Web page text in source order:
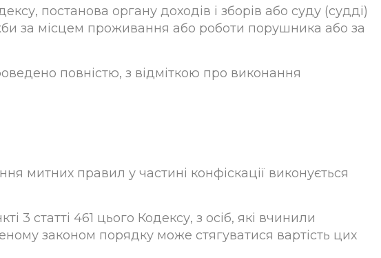
постанова органу доходів і зборів або суду (судді)
за місцем проживання або роботи порушника або за
повністю, з відміткою про виконання
митних правил у частині конфіскації виконується
3 статті 461 цього Кодексу, з осіб, які вчинили
законом порядку може стягуватися вартість цих